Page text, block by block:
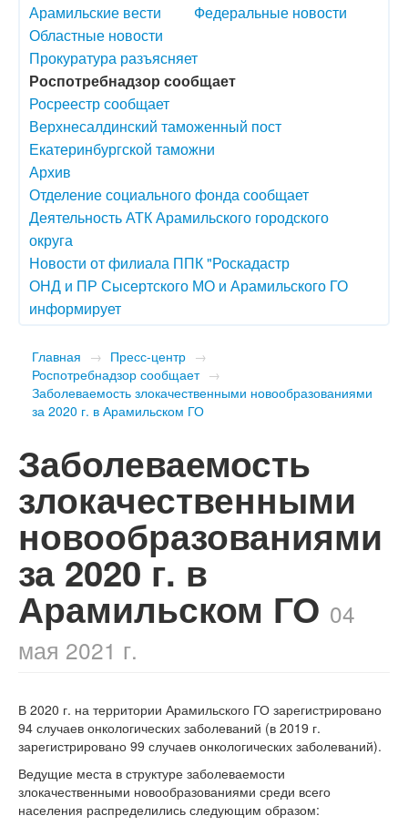
Арамильские вести
Федеральные новости
Областные новости
Прокуратура разъясняет
Роспотребнадзор сообщает
Росреестр сообщает
Верхнесалдинский таможенный пост
Екатеринбургской таможни
Архив
Отделение социального фонда сообщает
Деятельность АТК Арамильского городского
округа
Новости от филиала ППК "Роскадастр
ОНД и ПР Сысертского МО и Арамильского ГО
информирует
Главная → Пресс-центр →
Роспотребнадзор сообщает →
Заболеваемость злокачественными новообразованиями
за 2020 г. в Арамильском ГО
Заболеваемость
злокачественными
новообразованиями
за 2020 г. в
Арамильском ГО 04
мая 2021 г.
В 2020 г. на территории Арамильского ГО зарегистрировано
94 случаев онкологических заболеваний (в 2019 г.
зарегистрировано 99 случаев онкологических заболеваний).
Ведущие места в структуре заболеваемости
злокачественными новообразованиями среди всего
населения распределились следующим образом: